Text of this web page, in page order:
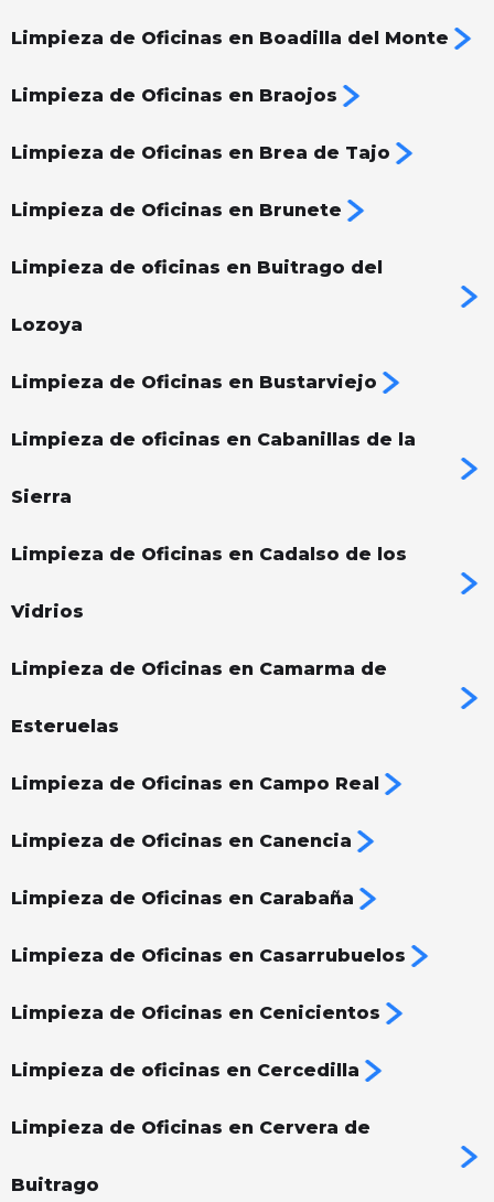
Limpieza de Oficinas en Boadilla del Monte
Limpieza de Oficinas en Braojos
Limpieza de Oficinas en Brea de Tajo
Limpieza de Oficinas en Brunete
Limpieza de oficinas en Buitrago del
Lozoya
Limpieza de Oficinas en Bustarviejo
Limpieza de oficinas en Cabanillas de la
Sierra
Limpieza de Oficinas en Cadalso de los
Vidrios
Limpieza de Oficinas en Camarma de
Esteruelas
Limpieza de Oficinas en Campo Real
Limpieza de Oficinas en Canencia
Limpieza de Oficinas en Carabaña
Limpieza de Oficinas en Casarrubuelos
Limpieza de Oficinas en Cenicientos
Limpieza de oficinas en Cercedilla
Limpieza de Oficinas en Cervera de
Buitrago